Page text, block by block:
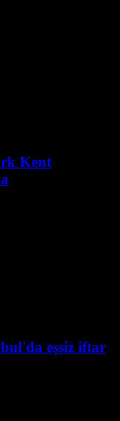
Kent
eşsiz iftar